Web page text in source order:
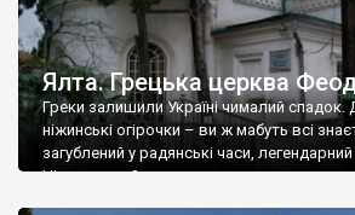
Ялта. Грецька церква
Греки залишили Україні чималий спадок.
ніжинські огірочки – ви ж мабуть всі
загублений у радянські часи,
Ніжин греки?